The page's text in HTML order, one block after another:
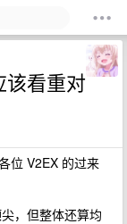
该看重对
位 V2EX 的过来
，但整体还算均